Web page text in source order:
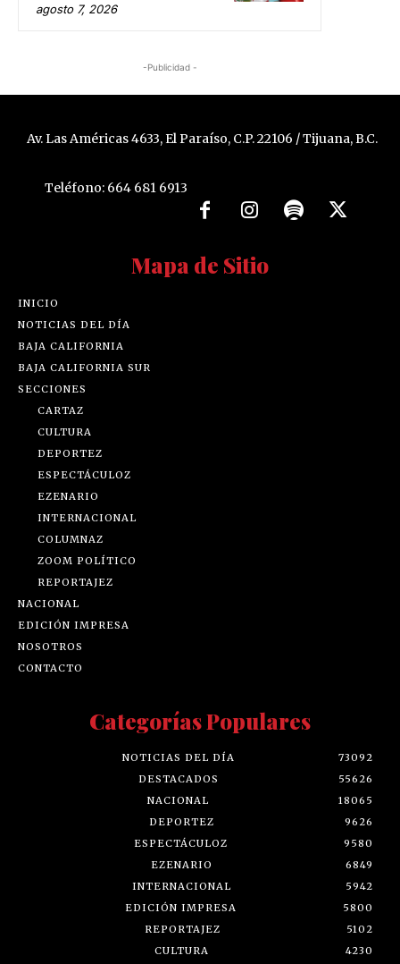
agosto 7, 2026
-Publicidad -
Av. Las Américas 4633, El Paraíso, C.P. 22106 / Tijuana, B.C.
Teléfono: 664 681 6913
Mapa de Sitio
INICIO
NOTICIAS DEL DÍA
BAJA CALIFORNIA
BAJA CALIFORNIA SUR
SECCIONES
CARTAZ
CULTURA
DEPORTEZ
ESPECTÁCULOZ
EZENARIO
INTERNACIONAL
COLUMNAZ
ZOOM POLÍTICO
REPORTAJEZ
NACIONAL
EDICIÓN IMPRESA
NOSOTROS
CONTACTO
Categorías Populares
NOTICIAS DEL DÍA
73092
DESTACADOS
55626
NACIONAL
18065
DEPORTEZ
9626
ESPECTÁCULOZ
9580
EZENARIO
6849
INTERNACIONAL
5942
EDICIÓN IMPRESA
5800
REPORTAJEZ
5102
CULTURA
4230